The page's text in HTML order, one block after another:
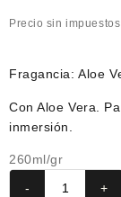
Precio sin
Fragancia: Aloe
Con Aloe Vera.
inmersión.
260ml/gr
-
+